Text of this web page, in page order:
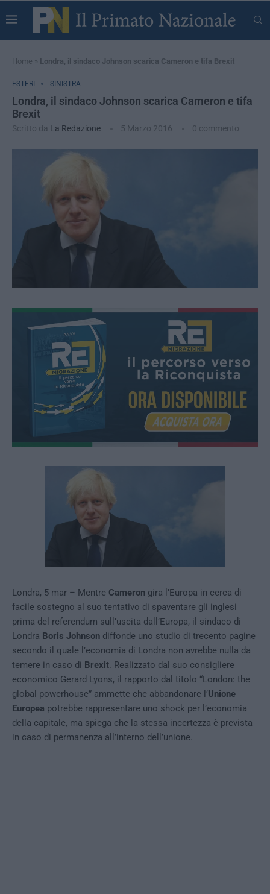
Home » Londra, il sindaco Johnson scarica Cameron e tifa Brexit
ESTERI SINISTRA
Londra, il sindaco Johnson scarica Cameron e tifa
Brexit
Scritto da La Redazione 5 Marzo 2016 0 commento
Londra, 5 mar – Mentre Cameron gira l’Europa in cerca di
facile sostegno al suo tentativo di spaventare gli inglesi
prima del referendum sull’uscita dall’Europa, il sindaco di
Londra Boris Johnson diffonde uno studio di trecento pagine
secondo il quale l’economia di Londra non avrebbe nulla da
temere in caso di Brexit. Realizzato dal suo consigliere
economico Gerard Lyons, il rapporto dal titolo “London: the
global powerhouse” ammette che abbandonare l’Unione
Europea potrebbe rappresentare uno shock per l’economia
della capitale, ma spiega che la stessa incertezza è prevista
in caso di permanenza all’interno dell’unione.